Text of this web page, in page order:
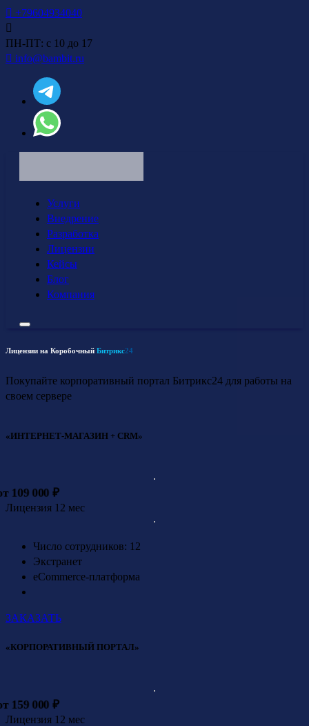
+79604934040
ПН-ПТ: с 10 до 17
info@bambit.ru
Услуги
Внедрение
Разработка
Лицензии
Кейсы
Блог
Компания
Лицензии на Коробочный Битрикс24
Покупайте корпоративный портал Битрикс24 для работы на
своем сервере
«ИНТЕРНЕТ-МАГАЗИН + CRM»
от 109 000 ₽
Лицензия 12 мес
Число сотрудников: 12
Экстранет
eCommerce-платформа
ЗАКАЗАТЬ
«КОРПОРАТИВНЫЙ ПОРТАЛ»
от 159 000 ₽
Лицензия 12 мес